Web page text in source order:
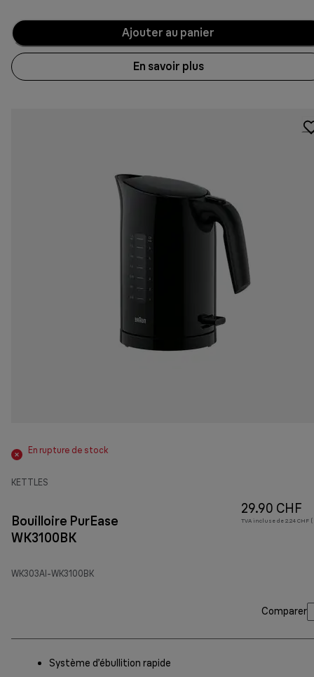
Ajouter au panier
En savoir plus
En rupture de stock
KETTLES
Bouilloire PurEase
WK3100BK
WK303AI-WK3100BK
29.90 CHF
TVA incluse de 2.24 CHF (
Comparer
Système d’ébullition rapide